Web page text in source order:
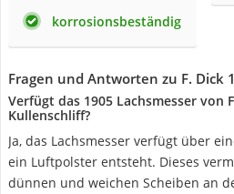
korrosionsbeständig
Fragen und Antworten zu F. Dick
Verfügt das 1905 Lachsmesser von
Kullenschliff?
Ja, das Lachsmesser verfügt über
ein Luftpolster entsteht. Dieses
dünnen und weichen Scheiben an